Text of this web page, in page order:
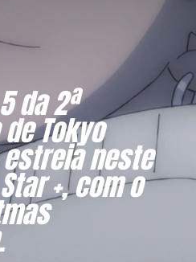
da 2ª
Tokyo
neste
+, com o